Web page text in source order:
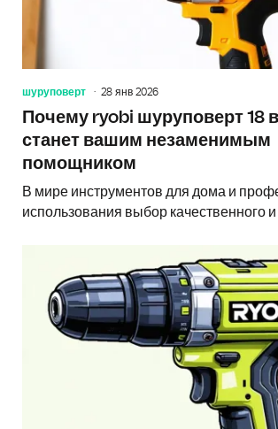
шуруповерт 28 янв 2026
Почему ryobi шуруповерт 18
станет вашим незаменимым
помощником
В мире инструментов для дома и
использования выбор качественного